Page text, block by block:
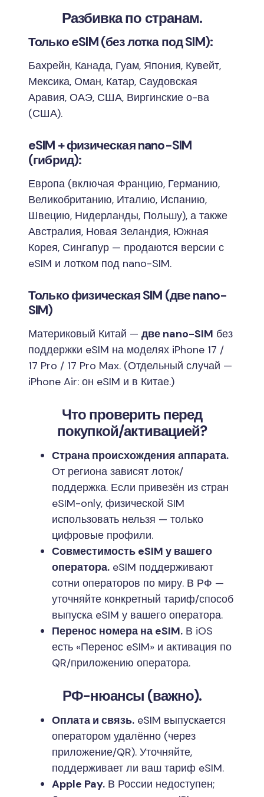
Разбивка по странам.
Только eSIM (без лотка под SIM):
Бахрейн, Канада, Гуам, Япония, Кувейт,
Мексика, Оман, Катар, Саудовская
Аравия, ОАЭ, США, Виргинские о-ва
(США).
eSIM + физическая nano-SIM
(гибрид):
Европа (включая Францию, Германию,
Великобританию, Италию, Испанию,
Швецию, Нидерланды, Польшу), а также
Австралия, Новая Зеландия, Южная
Корея, Сингапур — продаются версии с
eSIM и лотком под nano-SIM.
Только физическая SIM (две nano-
SIM)
Материковый Китай — две nano-SIM без
поддержки eSIM на моделях iPhone 17 /
17 Pro / 17 Pro Max. (Отдельный случай —
iPhone Air: он eSIM и в Китае.)
Что проверить перед
покупкой/активацией?
Страна происхождения аппарата.
От региона зависят лоток/
поддержка. Если привезён из стран
eSIM-only, физической SIM
использовать нельзя — только
цифровые профили.
Совместимость eSIM у вашего
оператора. eSIM поддерживают
сотни операторов по миру. В РФ —
уточняйте конкретный тариф/способ
выпуска eSIM у вашего оператора.
Перенос номера на eSIM. В iOS
есть «Перенос eSIM» и активация по
QR/приложению оператора.
РФ-нюансы (важно).
Оплата и связь. eSIM выпускается
оператором удалённо (через
приложение/QR). Уточняйте,
поддерживает ли ваш тариф eSIM.
Apple Pay. В России недоступен;